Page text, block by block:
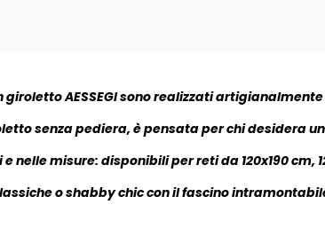
giroletto AESSEGI sono realizzati
senza pediera, è pensata per chi desidera
misure: disponibili per reti da 120x190 cm,
o shabby chic con il fascino